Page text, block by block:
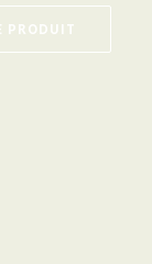
PRODUIT